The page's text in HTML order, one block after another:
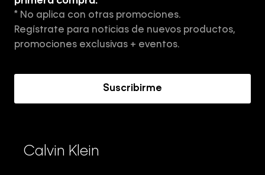
Aviso de privacidad
Términos y Condiciones
* No aplica con otras promociones.
Regístrate para noticias de nuevos productos,
promociones exclusivas + eventos.
Suscribirme
Calvin Klein